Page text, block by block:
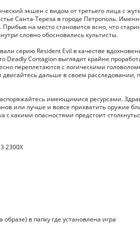
экшен с видом от третьего лица с
Санта-Тереза в городе Петрополь.
на место становится ясно, что
словно обосновались культисты.
серию Resident Evil в качестве
Deadly Contagion выглядит крайне
переплетаются с логическими
дальше в своем расследовании,
имеющимися ресурсами.
или лучше и вовсе прихватить оружие
с какими опасностями предстоит
2300X
образе) в папку где установлена игра